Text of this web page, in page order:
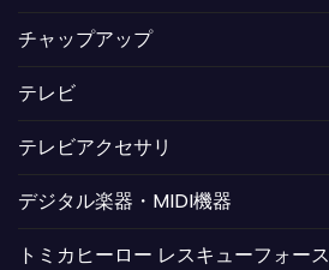
チャップアップ
テレビ
テレビアクセサリ
デジタル楽器・MIDI機器
トミカヒーロー レスキューフォース